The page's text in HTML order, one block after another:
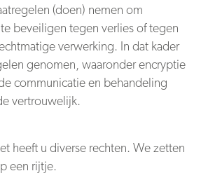
(doen) nemen om
beveiligen tegen verlies of tegen
verwerking. In dat kader
genomen, waaronder encryptie
communicatie en behandeling
vertrouwelijk.
heeft u diverse rechten. We zetten
een rijtje.